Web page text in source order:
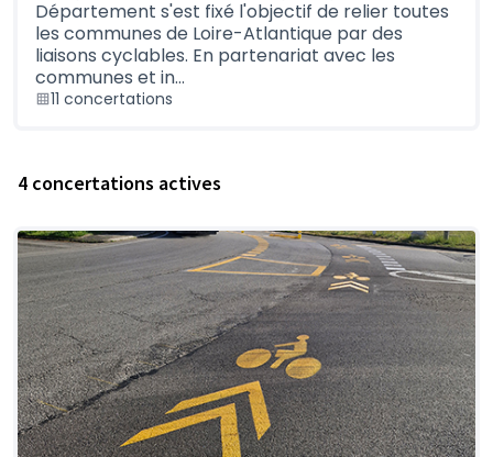
Département s'est fixé l'objectif de relier toutes
les communes de Loire-Atlantique par des
liaisons cyclables. En partenariat avec les
communes et in…
11 concertations
4 concertations actives